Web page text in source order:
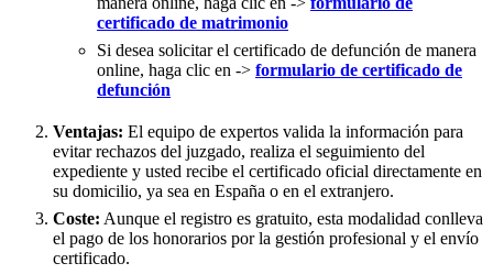
certificado de matrimonio
Si desea solicitar el certificado de defunción de manera
online, haga clic en -> formulario de certificado de
defunción
Ventajas: El equipo de expertos valida la información para
evitar rechazos del juzgado, realiza el seguimiento del
expediente y usted recibe el certificado oficial directamente en
su domicilio, ya sea en España o en el extranjero.
Coste: Aunque el registro es gratuito, esta modalidad conlleva
el pago de los honorarios por la gestión profesional y el envío
certificado.